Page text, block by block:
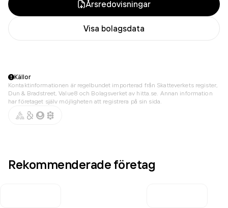
Årsredovisningar
Visa bolagsdata
Källor
Kontaktinformationen är regelbundet importerad från Skatteverkets register,
Dun & Bradstreet, Value8 och Bolagsverket av hitta.se. Annan information
har företaget själv möjligheten att registrera på sin sida.
Rekommenderade företag